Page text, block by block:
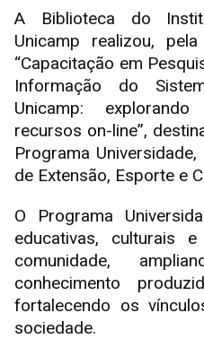
A Biblioteca do
Unicamp realizou,
“Capacitação em
Informação do
Unicamp:
recursos on-line”,
Programa
de Extensão, Esporte e
O Programa
educativas, culturais
comunidade,
conhecimento
fortalecendo os
sociedade.